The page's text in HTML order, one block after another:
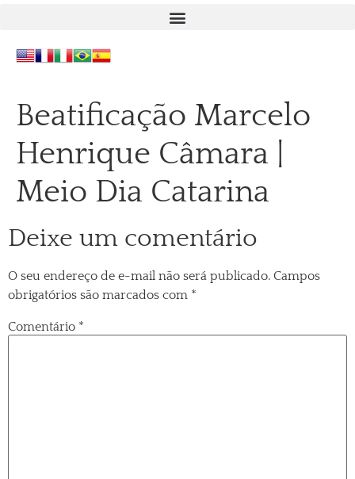
Beatificação Marcelo
Henrique Câmara |
Meio Dia Catarina
Deixe um comentário
O seu endereço de e-mail não será publicado. Campos
obrigatórios são marcados com *
Comentário *